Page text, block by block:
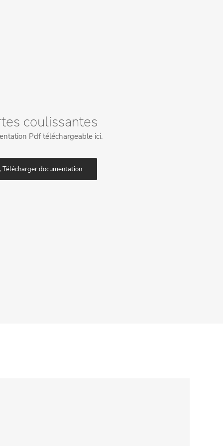
coulissantes
Pdf téléchargeable ici.
Télécharger documentation